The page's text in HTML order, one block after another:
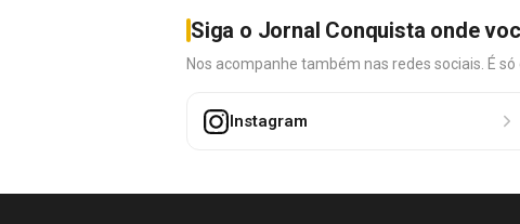
Siga o Jornal Conquista onde
Nos acompanhe também nas redes sociais. É só
Instagram